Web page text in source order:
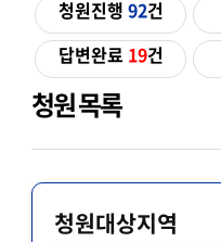
청원 목록
청원진행 92건
답변완료 19건
청원대상지역